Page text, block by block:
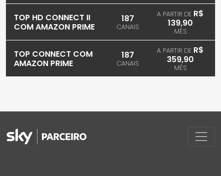
TOP HD CONNECT II
COM AMAZON PRIME
187
CANAIS
A PARTIR DE R$
139,90
MÊS
TOP CONNECT COM
AMAZON PRIME
187
CANAIS
A PARTIR DE R$
359,90
MÊS